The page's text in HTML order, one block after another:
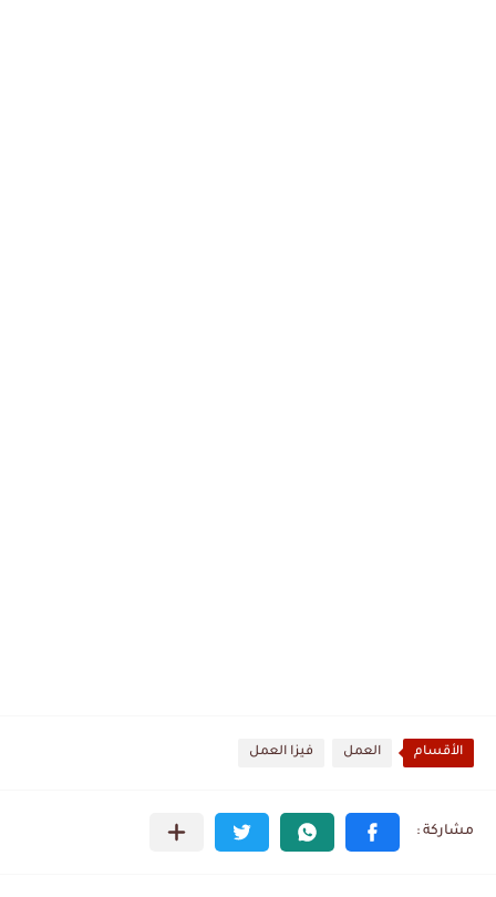
الأقسام العمل فيزا العمل